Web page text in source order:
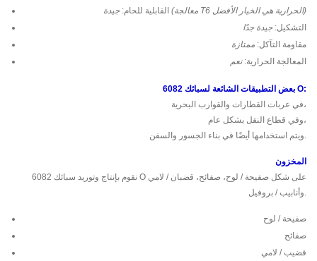
القابلية للحام:
جيدة (معالجة T6 الحرارية هي الخيار الأفضل)
التشكيل:جيدة جدًا
مقاومة التآكل: ممتازة
المعالجة الحرارية:نعم
بعض التطبيقات الشائعة لسبائك 6082 O:
في عربات القطارات والقوارب البحرية،
وفي قطاع النقل بشكل عام،
ويتم استخدامها أيضًا في بناء الجسور والسفن.
المخزون
نقوم بإنتاج وتوريد سبائك 6082 O على شكل صفيحة / لوح، صفائح، قضبان / لامي
صفيحة / لوح
صفائح
قضيب / لامي